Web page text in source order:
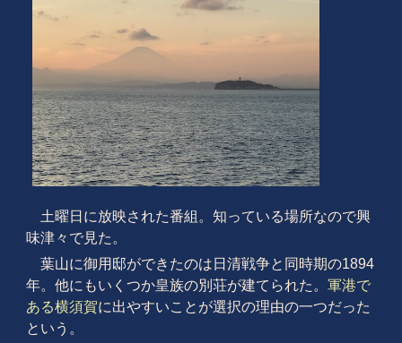
土曜日に放映された番組。知っている場所なので興
味津々で見た。
葉山に御用邸ができたのは日清戦争と同時期の1894
年。他にもいくつか皇族の別荘が建てられた。 軍港で
ある横須賀に出やすいことが選択の理由の一つだった
という。